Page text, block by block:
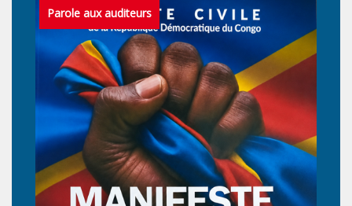
Parole aux auditeurs